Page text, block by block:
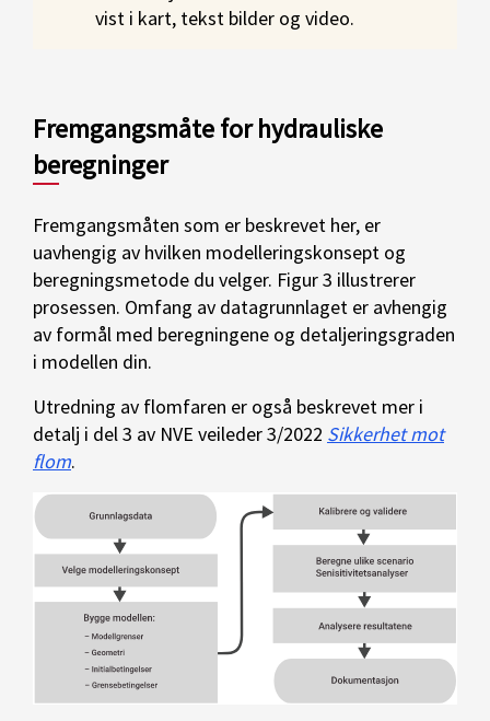
vist i kart, tekst bilder og video.
Fremgangsmåte for hydrauliske
beregninger
Fremgangsmåten som er beskrevet her, er
uavhengig av hvilken modelleringskonsept og
beregningsmetode du velger. Figur 3 illustrerer
prosessen. Omfang av datagrunnlaget er avhengig
av formål med beregningene og detaljeringsgraden
i modellen din.
Utredning av flomfaren er også beskrevet mer i
detalj i del 3 av NVE veileder 3/2022 Sikkerhet mot
flom.